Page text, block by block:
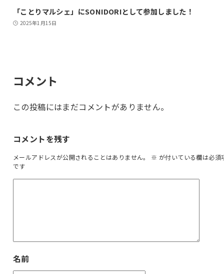
「ことりマルシェ」にSONIDORIとして参加しました！
2025年1月15日
コメント
この投稿にはまだコメントがありません。
コメントを残す
メールアドレスが公開されることはありません。 ※ が付いている欄は必須
です
名前